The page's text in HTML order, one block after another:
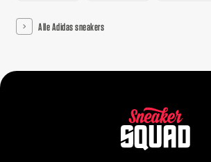
Alle Adidas sneakers